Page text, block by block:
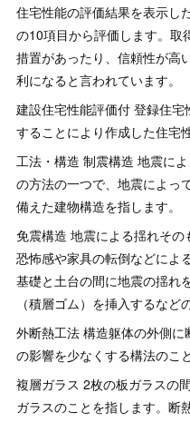
住宅性能の評価結果を表示し
の10項目から評価します。取
措置があったり、信頼性が高
利になると言われています。
建設住宅性能評価付 登録住
することにより作成した住宅
工法・構造 制震構造 地震に
の方法の一つで、地震によっ
備えた建物構造を指します。
免震構造 地震による揺れそ
恐怖感や家具の転倒などによ
基礎と土台の間に地震の揺れ
（積層ゴム）を挿入するなど
外断熱工法 構造躯体の外側
の影響を少なくする構法のこ
複層ガラス 2枚の板ガラスの
ガラスのことを指します。断